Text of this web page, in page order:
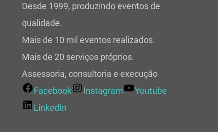
Desde 1999, produzindo eventos de
qualidade.
Mais de 10 mil eventos realizados.
Mais de 20 serviços próprios.
Assessoria, consultoria e execução
Facebook
Instagram
Youtube
LinkedIn